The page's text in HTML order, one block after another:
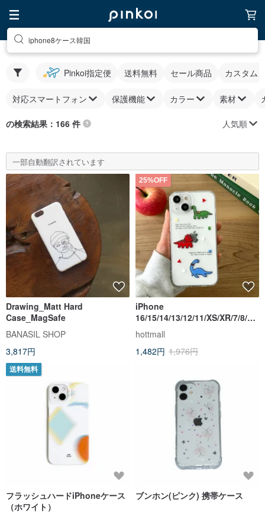
iphone8ケース韓国
Pinkoi指定便 送料無料 セール商品 カスタム
対応スマートフォン 保護機能 カラー 素材
の検索結果：166 件 人気順
一部自動翻訳されています
Drawing_Matt Hard
Case_MagSafe
BANASIL SHOP
3,817円
25%OFF
iPhone
16/15/14/13/12/11/XS/XR/7/8/SE
2/SE3 レインボー恐竜透明電話
ケース
hottmall
1,482円 1,976円
送料無料
フラッシュハードiPhoneケース
（ホワイト）
ブンホン(ピンク) 携帯ケース